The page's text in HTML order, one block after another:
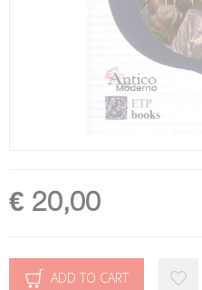
€ 20,00
ADD TO CART